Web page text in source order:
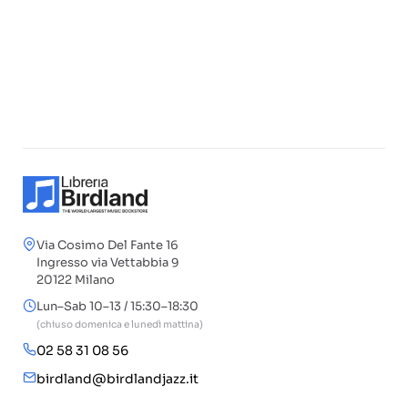
Via Cosimo Del Fante 16
Ingresso via Vettabbia 9
20122 Milano
Lun–Sab 10–13 / 15:30–18:30
(chiuso domenica e lunedì mattina)
02 58 31 08 56
birdland@birdlandjazz.it